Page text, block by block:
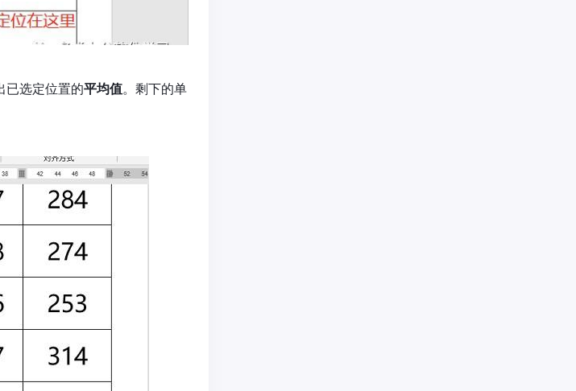
已选定位置的平均值。剩下的单